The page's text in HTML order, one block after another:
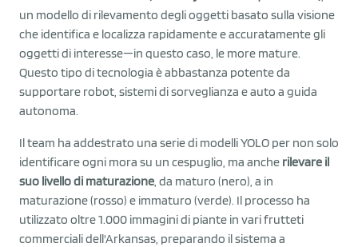
un modello di rilevamento degli oggetti basato sulla visione
che identifica e localizza rapidamente e accuratamente gli
oggetti di interesse—in questo caso, le more mature.
Questo tipo di tecnologia è abbastanza potente da
supportare robot, sistemi di sorveglianza e auto a guida
autonoma.
Il team ha addestrato una serie di modelli YOLO per non solo
identificare ogni mora su un cespuglio, ma anche rilevare il
suo livello di maturazione , da maturo (nero), a in
maturazione (rosso) e immaturo (verde). Il processo ha
utilizzato oltre 1.000 immagini di piante in vari frutteti
commerciali dell'Arkansas, preparando il sistema a